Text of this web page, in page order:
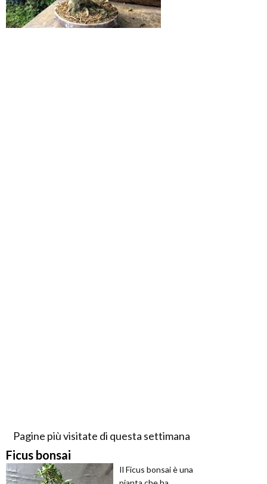
Pagine più visitate di questa settimana
Ficus bonsai
Il Ficus bonsai è una